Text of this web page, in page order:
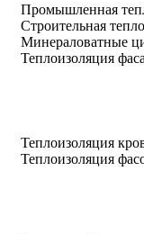
Промышленная
Строительная
Минераловатные
Теплоизоляция
Теплоизоляция
Теплоизоляция